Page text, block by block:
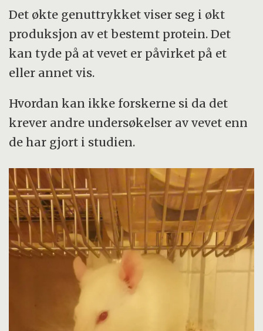
Det økte genuttrykket viser seg i økt
produksjon av et bestemt protein. Det
kan tyde på at vevet er påvirket på et
eller annet vis.
Hvordan kan ikke forskerne si da det
krever andre undersøkelser av vevet enn
de har gjort i studien.